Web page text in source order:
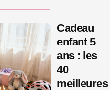
Cadeau
enfant 5
ans : les
40
meilleures